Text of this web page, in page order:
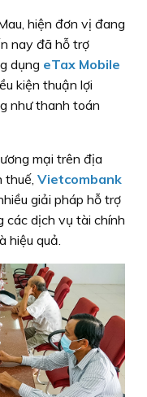
hiện đơn vị đang
nay đã hỗ trợ
dụng eTax Mobile
kiện thuận lợi
như thanh toán
mại trên địa
thuế, Vietcombank
giải pháp hỗ trợ
các dịch vụ tài chính
hiệu quả.